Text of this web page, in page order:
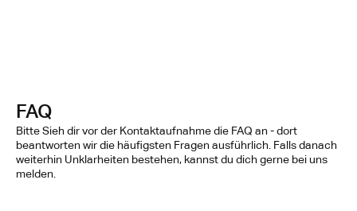
FAQ
Bitte Sieh dir vor der Kontaktaufnahme die FAQ an - dort
beantworten wir die häufigsten Fragen ausführlich. Falls danach
weiterhin Unklarheiten bestehen, kannst du dich gerne bei uns
melden.